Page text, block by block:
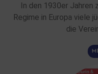
In den 1930er
Regime in Europa viele
die